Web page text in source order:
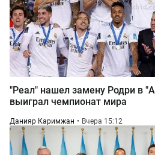
"Реал" нашел замену Родри в
выиграл чемпионат мира
Данияр Каримжан Вчера 15:12